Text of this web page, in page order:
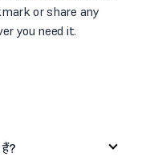
or share any
you need it.